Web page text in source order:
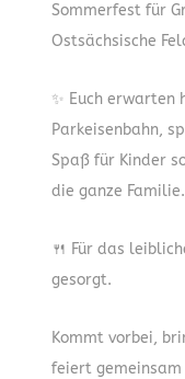
Sommerfest für
Ostsächsische
✨ Euch erwarten
Parkeisenbahn,
Spaß für Kinder
die ganze Familie.
🍴 Für das
gesorgt.
Kommt vorbei,
feiert